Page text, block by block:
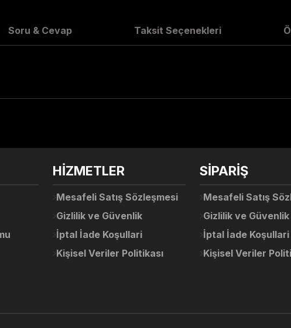
Soru & Cevap Taksit Seçenekleri
Yorum Yaz
Deneyimini Paylaş
HİZMETLER
Mesafeli Satış Sözleşmesi
Gizlilik ve Güvenlik
İptal İade Koşullari
Kişisel Veriler Politikası
SİPARİŞ
Mesafeli Satış
Gizlilik ve Güvenlik
İptal İade Koşullari
Kişisel Veriler